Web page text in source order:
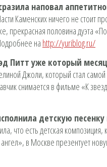
наповал
Каменских ничего не стоит
прекрасная половина дуэта
на http://yuriblog.ru/
Питт уже который
Джоли, который стал
снимается в фильме «К
детскую
что есть детская
в Москве презентует